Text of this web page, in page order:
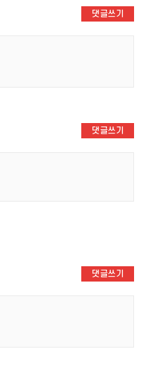
댓글쓰기
댓글쓰기
댓글쓰기